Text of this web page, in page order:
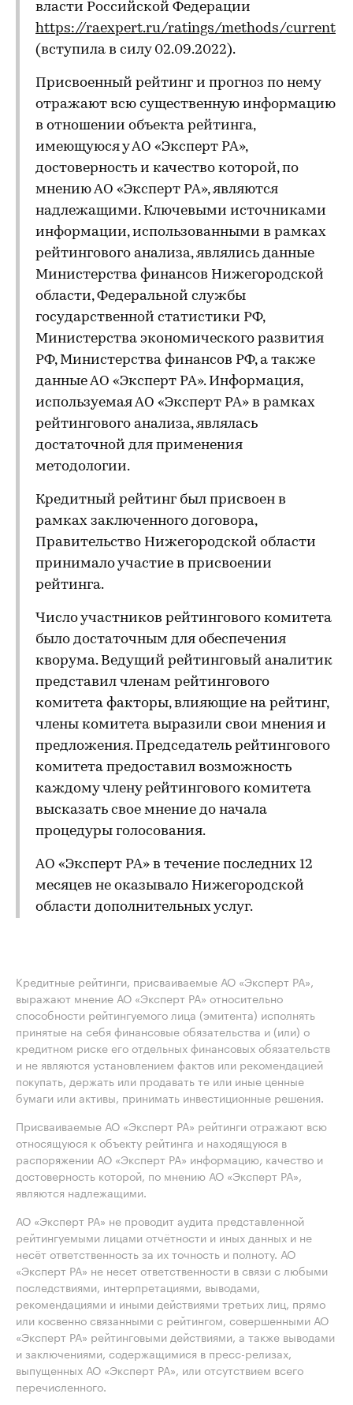
власти Российской Федерации
https://raexpert.ru/ratings/methods/current
(вступила в силу 02.09.2022).
Присвоенный рейтинг и прогноз по нему
отражают всю существенную информацию
в отношении объекта рейтинга,
имеющуюся у АО «Эксперт РА»,
достоверность и качество которой, по
мнению АО «Эксперт РА», являются
надлежащими. Ключевыми источниками
информации, использованными в рамках
рейтингового анализа, являлись данные
Министерства финансов Нижегородской
области, Федеральной службы
государственной статистики РФ,
Министерства экономического развития
РФ, Министерства финансов РФ, а также
данные АО «Эксперт РА». Информация,
используемая АО «Эксперт РА» в рамках
рейтингового анализа, являлась
достаточной для применения
методологии.
Кредитный рейтинг был присвоен в
рамках заключенного договора,
Правительство Нижегородской области
принимало участие в присвоении
рейтинга.
Число участников рейтингового комитета
было достаточным для обеспечения
кворума. Ведущий рейтинговый аналитик
представил членам рейтингового
комитета факторы, влияющие на рейтинг,
члены комитета выразили свои мнения и
предложения. Председатель рейтингового
комитета предоставил возможность
каждому члену рейтингового комитета
высказать свое мнение до начала
процедуры голосования.
АО «Эксперт РА» в течение последних 12
месяцев не оказывало Нижегородской
области дополнительных услуг.
Кредитные рейтинги, присваиваемые АО «Эксперт РА»,
выражают мнение АО «Эксперт РА» относительно
способности рейтингуемого лица (эмитента) исполнять
принятые на себя финансовые обязательства и (или) о
кредитном риске его отдельных финансовых обязательств
и не являются установлением фактов или рекомендацией
покупать, держать или продавать те или иные ценные
бумаги или активы, принимать инвестиционные решения.
Присваиваемые АО «Эксперт РА» рейтинги отражают всю
относящуюся к объекту рейтинга и находящуюся в
распоряжении АО «Эксперт РА» информацию, качество и
достоверность которой, по мнению АО «Эксперт РА»,
являются надлежащими.
АО «Эксперт РА» не проводит аудита представленной
рейтингуемыми лицами отчётности и иных данных и не
несёт ответственность за их точность и полноту. АО
«Эксперт РА» не несет ответственности в связи с любыми
последствиями, интерпретациями, выводами,
рекомендациями и иными действиями третьих лиц, прямо
или косвенно связанными с рейтингом, совершенными АО
«Эксперт РА» рейтинговыми действиями, а также выводами
и заключениями, содержащимися в пресс-релизах,
выпущенных АО «Эксперт РА», или отсутствием всего
перечисленного.